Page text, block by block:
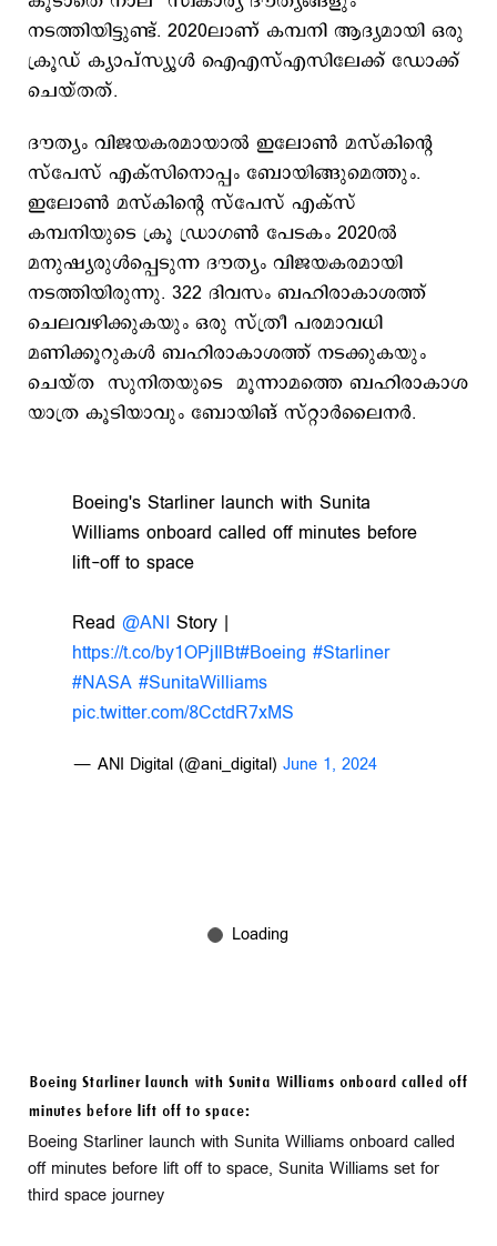
നടത്തിയിട്ടുണ്ട്. 2020ലാണ് കമ്പനി ആദ്യമായി ഒരു
ക്രൂഡ് ക്യാപ്‌സ്യൂൾ ഐഎസ്എസിലേക്ക് ഡോക്ക്
ചെയ്തത്.
ദൗത്യം വിജയകരമായാല്‍ ഇലോണ്‍ മസ്കിന്റെ
സ്പേസ് എക്സിനൊപ്പം ബോയിങ്ങുമെത്തും.
ഇലോൺ മസ്കിന്റെ സ്പേസ് എക്സ്
കമ്പനിയുടെ ക്രൂ ഡ്രാഗൺ പേടകം 2020ൽ
മനുഷ്യരുൾപ്പെടുന്ന ദൗത്യം വിജയകരമായി
നടത്തിയിരുന്നു. 322 ദിവസം ബഹിരാകാശത്ത്
ചെലവഴിക്കുകയും ഒരു സ്ത്രീ പരമാവധി
മണിക്കൂറുകൾ ബഹിരാകാശത്ത് നടക്കുകയും
ചെയ്ത സുനിതയുടെ മൂന്നാമത്തെ ബഹിരാകാശ
യാത്ര കൂടിയാവും ബോയിങ് സ്റ്റാര്‍ലൈനര്‍.
Boeing's Starliner launch with Sunita
Williams onboard called off minutes before
lift-off to space
Read @ANI Story |
https://t.co/by1OPjIlBt#Boeing #Starliner
#NASA #SunitaWilliams
pic.twitter.com/8CctdR7xMS
— ANI Digital (@ani_digital) June 1, 2024
Boeing Starliner launch with Sunita Williams onboard called off
minutes before lift off to space:
Boeing Starliner launch with Sunita Williams onboard called
off minutes before lift off to space, Sunita Williams set for
third space journey